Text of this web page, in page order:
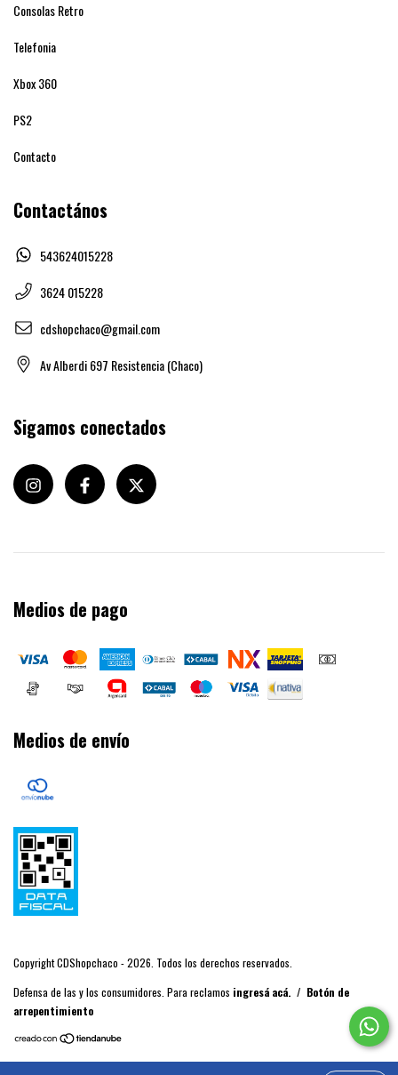
Consolas Retro
Telefonia
Xbox 360
PS2
Contacto
Contactános
543624015228
3624 015228
cdshopchaco@gmail.com
Av Alberdi 697 Resistencia (Chaco)
Sigamos conectados
Medios de pago
Medios de envío
Copyright CDShopchaco - 2026. Todos los derechos reservados.
Defensa de las y los consumidores. Para reclamos ingresá acá. / Botón de
arrepentimiento